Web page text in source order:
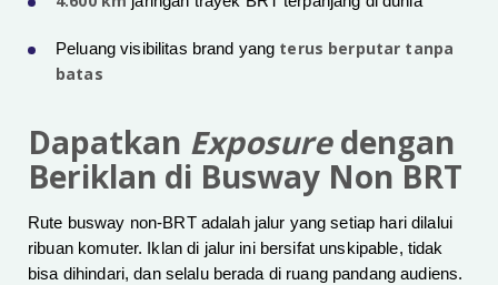
Peluang visibilitas brand yang terus berputar tanpa
batas
Dapatkan Exposuredengan
Beriklan di Busway Non BRT
Rute busway non-BRT adalah jalur yang setiap hari dilalui
ribuan komuter. Iklan di jalur ini bersifat unskipable, tidak
bisa dihindari, dan selalu berada di ruang pandang audiens.